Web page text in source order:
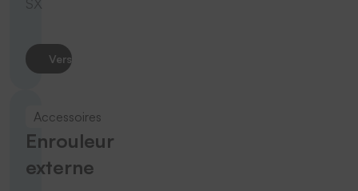
Vers le produit
Accessoires
Enrouleur
externe